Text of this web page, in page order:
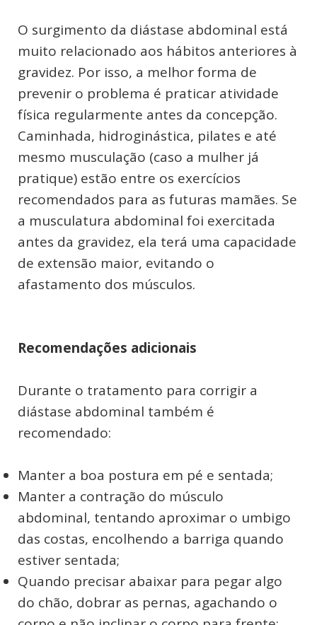
O surgimento da diástase abdominal está
muito relacionado aos hábitos anteriores à
gravidez. Por isso, a melhor forma de
prevenir o problema é praticar atividade
física regularmente antes da concepção.
Caminhada, hidroginástica, pilates e até
mesmo musculação (caso a mulher já
pratique) estão entre os exercícios
recomendados para as futuras mamães. Se
a musculatura abdominal foi exercitada
antes da gravidez, ela terá uma capacidade
de extensão maior, evitando o
afastamento dos músculos.
Recomendações adicionais
Durante o tratamento para corrigir a
diástase abdominal também é
recomendado:
Manter a boa postura em pé e sentada;
Manter a contração do músculo
abdominal, tentando aproximar o umbigo
das costas, encolhendo a barriga quando
estiver sentada;
Quando precisar abaixar para pegar algo
do chão, dobrar as pernas, agachando o